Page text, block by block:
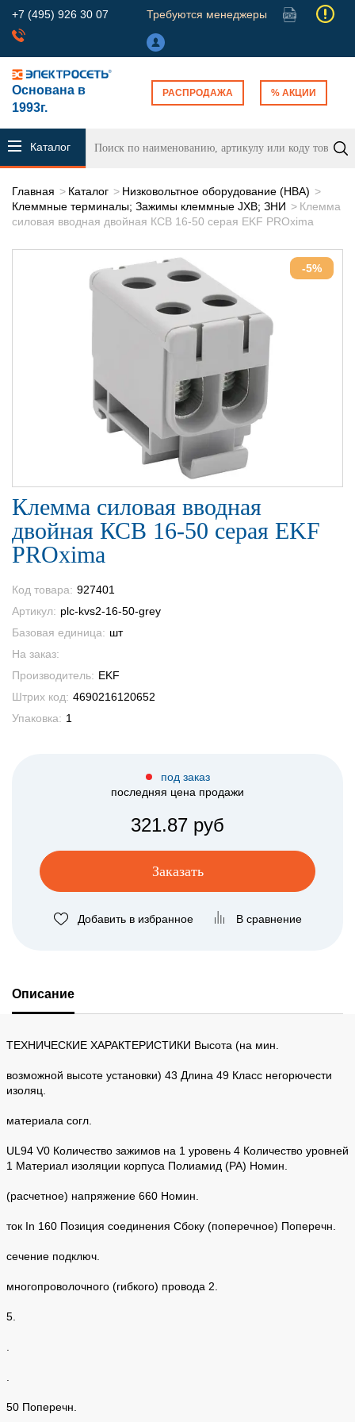
+7 (495) 926 30 07 Требуются менеджеры
Основана в
1993г.
РАСПРОДАЖА % АКЦИИ
Каталог
Главная Каталог
Низковольтное оборудование (НВА)
Клеммные терминалы; Зажимы клеммные JXB; ЗНИ
Клемма
силовая вводная двойная КСВ 16-50 серая EKF PROxima
-5%
Клемма силовая вводная
двойная КСВ 16-50 серая EKF
PROxima
Код товара: 927401
Артикул: plc-kvs2-16-50-grey
Базовая единица: шт
На заказ:
Производитель: EKF
Штрих код: 4690216120652
Упаковка: 1
под заказ
последняя цена продажи
321.87 руб
Заказать
Добавить в избранное В сравнение
Описание
ТЕХНИЧЕСКИЕ ХАРАКТЕРИСТИКИ Высота (на мин.
возможной высоте установки) 43 Длина 49 Класс негорючести
изоляц.
материала согл.
UL94 V0 Количество зажимов на 1 уровень 4 Количество уровней
1 Материал изоляции корпуса Полиамид (PA) Номин.
(расчетное) напряжение 660 Номин.
ток In 160 Позиция соединения Сбоку (поперечное) Поперечн.
сечение подключ.
многопроволочного (гибкого) провода 2.
5.
50 Поперечн.